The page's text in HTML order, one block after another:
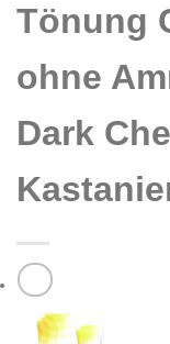
Tönung
ohne
Dark